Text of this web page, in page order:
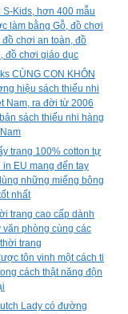
Kids, hơn 400 mẫu
làm bằng Gỗ, đồ chơi
đồ chơi an toàn, đồ
đồ chơi giáo dục
CÙNG CON KHÔN
hiệu sách thiếu nhi
Nam, ra đời từ 2006
sách thiếu nhi hàng
trang 100% cotton tự
EU mang đến tay
những miếng bông
nhất
trang cao cấp dành
phòng cùng các
trang
tôn vinh một cách ti
cách thật năng độn
Lady có đường